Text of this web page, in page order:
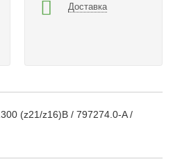
Доставка
(z21/z16)В / 797274.0-A /